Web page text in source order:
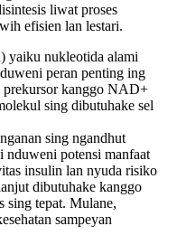
liwat proses
efisien lan lestari.
yaiku nukleotida alami
peran penting ing
prekursor kanggo NAD+
sing dibutuhake sel
sing ngandhut
potensi manfaat
insulin lan nyuda risiko
dibutuhake kanggo
sing tepat. Mulane,
sampeyan